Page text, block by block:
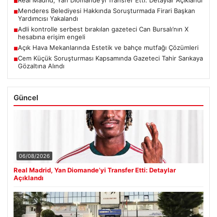
■Menderes Belediyesi Hakkında Soruşturmada Firari Başkan
Yardımcısı Yakalandı
■Adli kontrolle serbest bırakılan gazeteci Can Bursalı’nın X
hesabına erişim engeli
■Açık Hava Mekanlarında Estetik ve bahçe mutfağı Çözümleri
■Cem Küçük Soruşturması Kapsamında Gazeteci Tahir Sarıkaya
Gözaltına Alındı
Güncel
06/08/2026
Real Madrid, Yan Diomande’yi Transfer Etti: Detaylar
Açıklandı